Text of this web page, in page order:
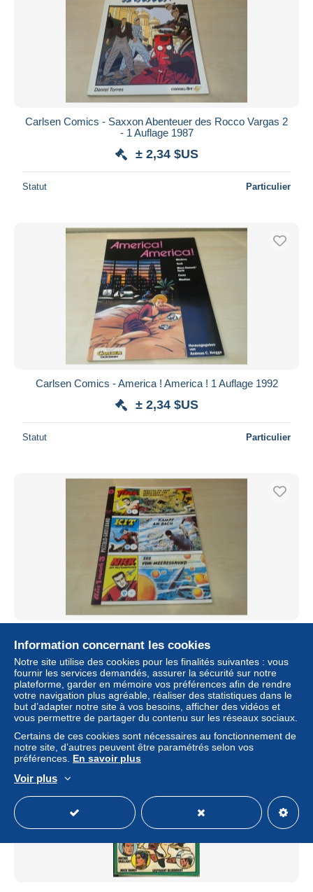
Carlsen Comics - Saxxon Abenteuer des Rocco Vargas 2
- 1 Auflage 1987
± 2,34 $US
Statut Particulier
Carlsen Comics - America ! America ! 1 Auflage 1992
± 2,34 $US
Statut Particulier
Verlag
± 2,34 $US
Statut Particulier
Information concernant les cookies
Notre site utilise des cookies pour les finalités suivantes : vous
fournir les services demandés, assurer la sécurité sur notre
plateforme, garder en mémoire vos préférences afin de rendre
votre navigation plus agréable, réaliser des statistiques dans le
but d’adapter notre site à vos besoins, afficher des vidéos et
vous permettre de partager du contenu sur les réseaux sociaux.
Certains de ces cookies sont nécessaires au fonctionnement de
notre site, d’autres peuvent être paramétrés selon vos
préférences. En savoir plus
Voir plus